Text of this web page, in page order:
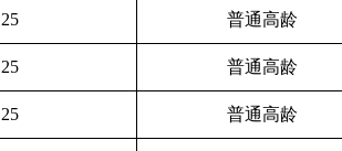
25 普通高龄
25 普通高龄
25 普通高龄